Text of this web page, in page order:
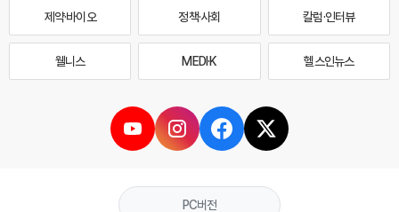
제약·바이오 정책·사회 칼럼·인터뷰
웰니스 MEDI·K 헬스인뉴스
PC버전